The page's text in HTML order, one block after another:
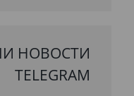
НОВОСТИ
TELEGRAM